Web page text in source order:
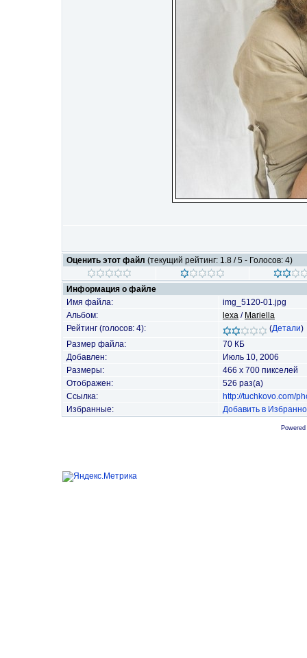
Оценить этот файл (текущий рейтинг: 1.8 / 5 - Голосов: 4)
Информация о файле
Имя файла:
img_5120-01.jpg
Альбом:
lexa / Mariella
Рейтинг (голосов: 4):
(Детали)
Размер файла:
70 КБ
Добавлен:
Июль 10, 2006
Размеры:
466 x 700 пикселей
Отображен:
526 раз(а)
Ссылка:
http://tuchkovo.com/
Избранные:
Добавить в